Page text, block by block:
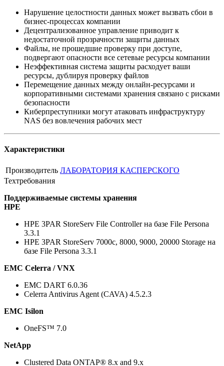
Нарушение целостности данных может вызвать сбои в
бизнес-процессах компании
Децентрализованное управление приводит к
недостаточной прозрачности защиты данных
Файлы, не прошедшие проверку при доступе,
подвергают опасности все сетевые ресурсы компании
Неэффективная система защиты расходует ваши
ресурсы, дублируя проверку файлов
Перемещение данных между онлайн-ресурсами и
корпоративными системами хранения связано с рисками
безопасности
Киберпреступники могут атаковать инфраструктуру
NAS без вовлечения рабочих мест
Характеристики
Производитель ЛАБОРАТОРИЯ КАСПЕРСКОГО
Техтребования
Поддерживаемые системы хранения
HPE
HPE 3PAR StoreServ File Controller на базе File Persona
3.3.1
HPE 3PAR StoreServ 7000c, 8000, 9000, 20000 Storage на
базе File Persona 3.3.1
EMC Celerra / VNX
EMC DART 6.0.36
Celerra Antivirus Agent (CAVA) 4.5.2.3
EMC Isilon
OneFS™ 7.0
NetApp
Clustered Data ONTAP® 8.x and 9.x